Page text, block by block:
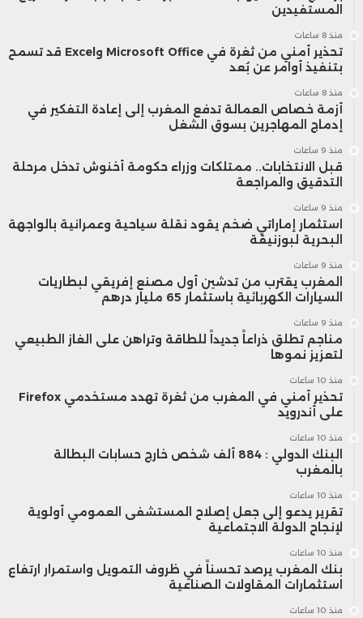
المستفيدين
منذ 8 ساعات
تحذير أمني من ثغرة في Microsoft Office وExcel قد تسمح
بتنفيذ أوامر عن بُعد
منذ 8 ساعات
أزمة خصاص العمالة تدفع المغرب إلى إعادة التفكير في
إدماج المهاجرين بسوق الشغل
منذ 9 ساعات
قبل الانتخابات.. ممتلكات وزراء حكومة أخنوش تدخل مرحلة
التدقيق والمراجعة
منذ 9 ساعات
استثمار إماراتي ضخم يقود نقلة سياحية وعمرانية بالواجهة
البحرية لبوزنيقة
منذ 9 ساعات
المغرب يقترب من تدشين أول مصنع إفريقي لبطاريات
السيارات الكهربائية باستثمار 65 مليار درهم
منذ 9 ساعات
مناجم تطلق ذراعاً جديداً للطاقة وتراهن على الغاز الطبيعي
لتعزيز نموها
منذ 10 ساعات
تحذير أمني في المغرب من ثغرة تهدد مستخدمي Firefox
على أندرويد
منذ 10 ساعات
البنك الدولي : 884 ألف شخص خارج حسابات البطالة
بالمغرب
منذ 10 ساعات
تقرير يدعو إلى جعل إصلاح المستشفى العمومي أولوية
لإنجاح الدولة الاجتماعية
منذ 10 ساعات
بنك المغرب يرصد تحسناً في ظروف التمويل واستمرار ارتفاع
استثمارات المقاولات الصناعية
منذ 10 ساعات